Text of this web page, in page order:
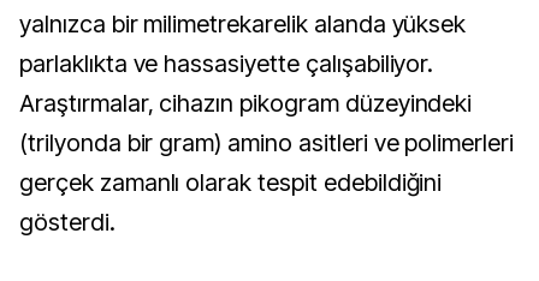
yalnızca bir milimetrekarelik alanda yüksek
parlaklıkta ve hassasiyette çalışabiliyor.
Araştırmalar, cihazın pikogram düzeyindeki
(trilyonda bir gram) amino asitleri ve polimerleri
gerçek zamanlı olarak tespit edebildiğini
gösterdi.